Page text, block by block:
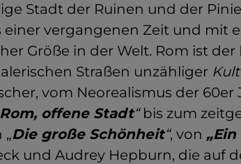
Stadt der Ruinen und der
einer vergangenen Zeit und mit
Größe in der Welt. Rom ist
Straßen unzähliger
vom Neorealismus der 60er
Rom, offene Stadt“bis zum
Die große Schönheit“, von
und Audrey Hepburn, die auf